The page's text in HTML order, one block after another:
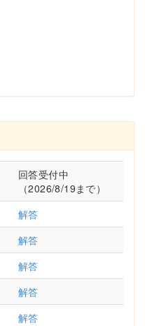
回答受付中
（2026/8/19まで）
解答
解答
解答
解答
解答